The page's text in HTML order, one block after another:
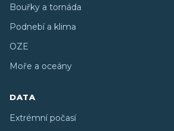
Bouřky a tornáda
Podnebí a klima
OZE
Moře a oceány
DATA
Extrémní počasí